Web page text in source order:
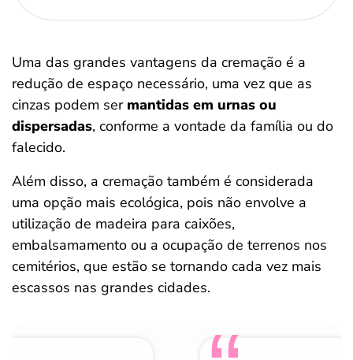
Uma das grandes vantagens da cremação é a
redução de espaço necessário, uma vez que as
cinzas podem ser mantidas em urnas ou
dispersadas, conforme a vontade da família ou do
falecido.
Além disso, a cremação também é considerada
uma opção mais ecológica, pois não envolve a
utilização de madeira para caixões,
embalsamamento ou a ocupação de terrenos nos
cemitérios, que estão se tornando cada vez mais
escassos nas grandes cidades.